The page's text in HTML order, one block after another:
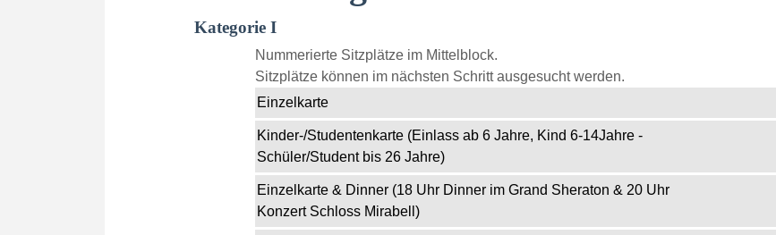
Kategorie I
Nummerierte Sitzplätze im Mittelblock.
Sitzplätze können im nächsten Schritt ausgesucht werden.
Einzelkarte
Kinder-/Studentenkarte (Einlass ab 6 Jahre, Kind 6-14Jahre -
Schüler/Student bis 26 Jahre)
Einzelkarte & Dinner (18 Uhr Dinner im Grand Sheraton & 20 Uhr
Konzert Schloss Mirabell)